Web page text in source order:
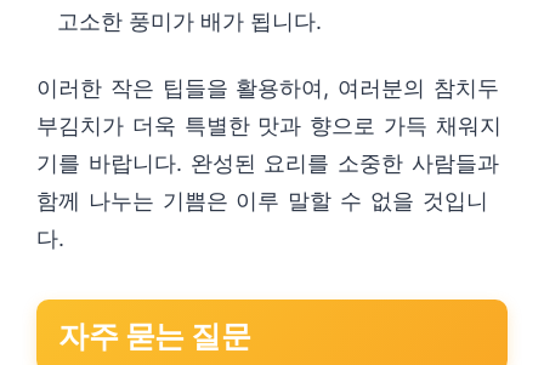
고소한 풍미가 배가 됩니다.
이러한 작은 팁들을 활용하여, 여러분의 참치두
부김치가 더욱 특별한 맛과 향으로 가득 채워지
기를 바랍니다. 완성된 요리를 소중한 사람들과
함께 나누는 기쁨은 이루 말할 수 없을 것입니
다.
자주 묻는 질문